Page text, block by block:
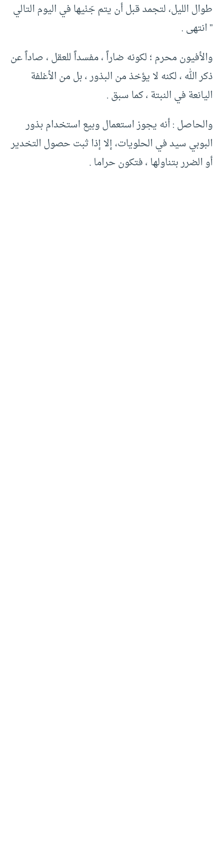
طوال الليل، لتجمد قبل أن يتم جَنْيها في اليوم التالي
” انتهى .
والأفيون محرم ؛ لكونه ضاراً ، مفسداً للعقل ، صاداً عن
ذكر الله ، لكنه لا يؤخذ من البذور ، بل من الأغلفة
اليانعة في النبتة ، كما سبق .
والحاصل : أنه يجوز استعمال وبيع استخدام بذور
البوبي سيد في الحلويات، إلا إذا ثبت حصول التخدير
أو الضرر بتناولها ، فتكون حراما .